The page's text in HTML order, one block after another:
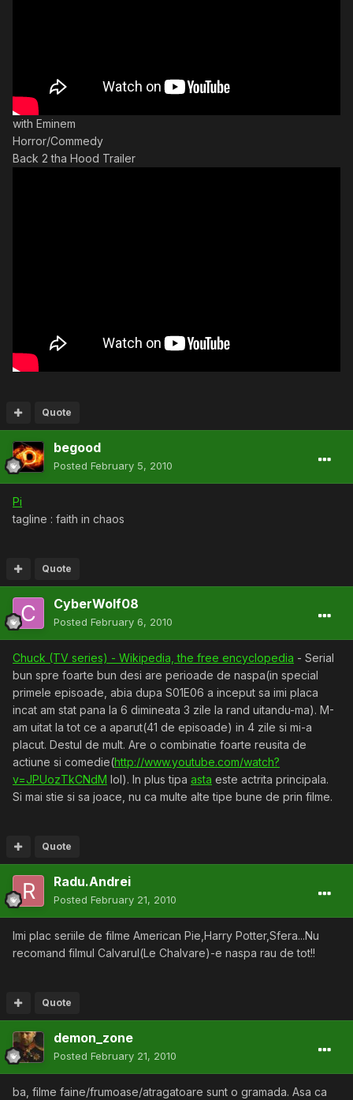
with Eminem
Horror/Commedy
Back 2 tha Hood Trailer
Quote
begood
Posted February 5, 2010
Pi
tagline : faith in chaos
Quote
CyberWolf08
Posted February 6, 2010
Chuck (TV series) - Wikipedia, the free encyclopedia - Serial
bun spre foarte bun desi are perioade de naspa(in special
primele episoade, abia dupa S01E06 a inceput sa imi placa
incat am stat pana la 6 dimineata 3 zile la rand uitandu-ma). M-
am uitat la tot ce a aparut(41 de episoade) in 4 zile si mi-a
placut. Destul de mult. Are o combinatie foarte reusita de
actiune si comedie(http://www.youtube.com/watch?
v=JPUozTkCNdM lol). In plus tipa asta este actrita principala.
Si mai stie si sa joace, nu ca multe alte tipe bune de prin filme.
Quote
Radu.Andrei
Posted February 21, 2010
Imi plac seriile de filme American Pie,Harry Potter,Sfera...Nu
recomand filmul Calvarul(Le Chalvare)-e naspa rau de tot!!
Quote
demon_zone
Posted February 21, 2010
ba, filme faine/frumoase/atragatoare sunt o gramada. Asa ca